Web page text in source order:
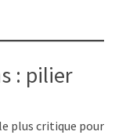
: pilier
plus critique pour